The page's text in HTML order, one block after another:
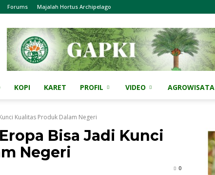
Forums Majalah Hortus Archipelago
KOPI KARET PROFIL VIDEO AGROWISATA
Kualitas Produk Dalam Negeri
Bisa Jadi Kunci
Negeri
0